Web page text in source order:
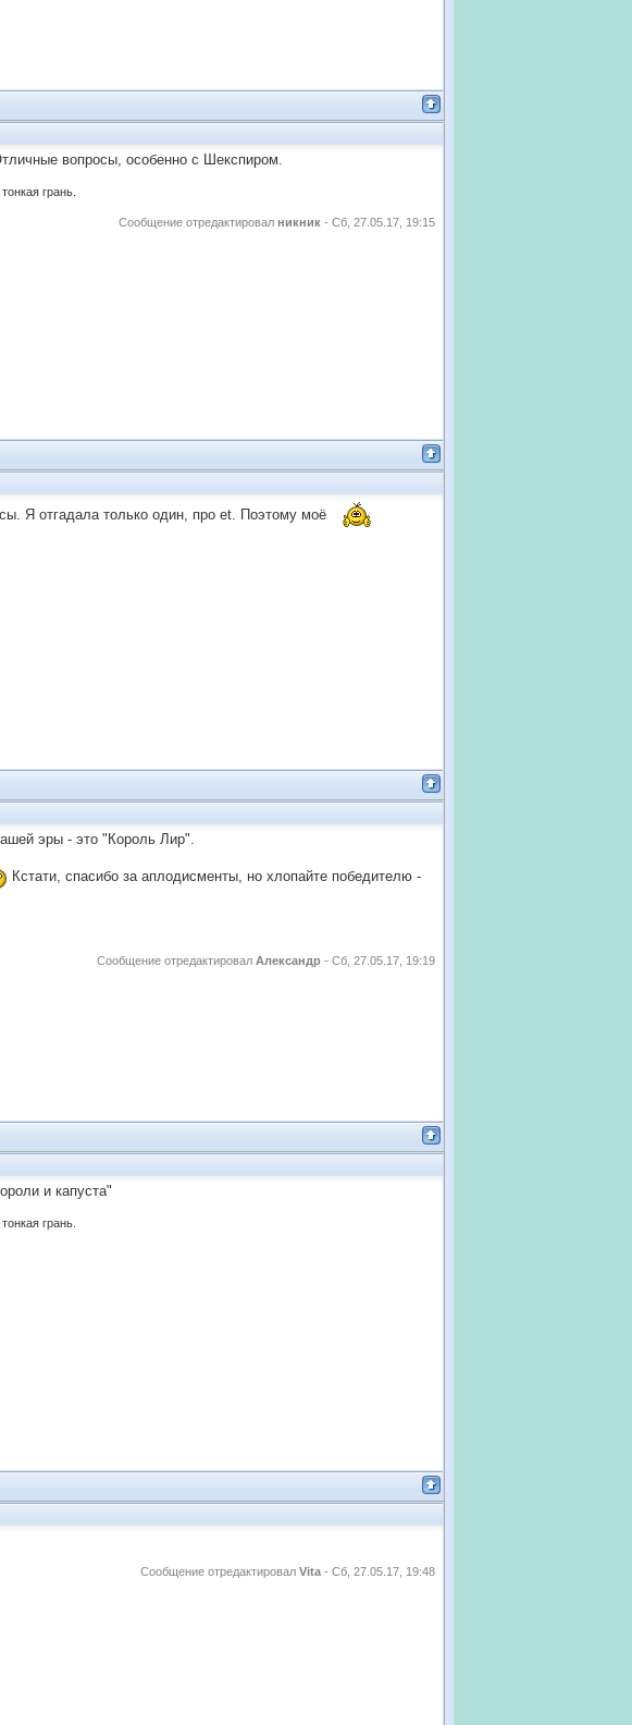
вопросы, особенно с Шекспиром.
грань.
Сообщение отредактировал никник - Сб, 27.05.17, 19:15
Я отгадала только один, про et. Поэтому моё
эры - это "Король Лир".
Кстати, спасибо за аплодисменты, но хлопайте победителю -
Сообщение отредактировал Александр - Сб, 27.05.17, 19:19
и капуста"
грань.
Сообщение отредактировал Vita - Сб, 27.05.17, 19:48